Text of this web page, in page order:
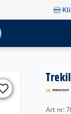
Art nr: